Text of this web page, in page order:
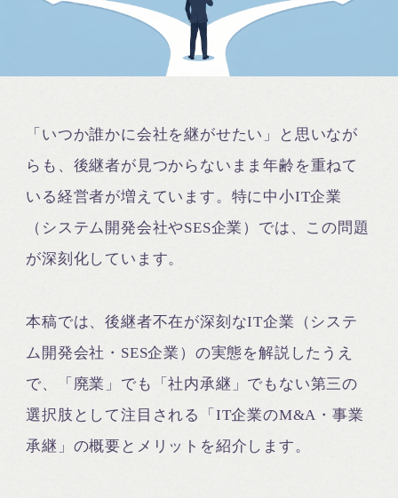
「いつか誰かに会社を継がせたい」と思いなが
らも、後継者が見つからないまま年齢を重ねて
いる経営者が増えています。特に中小IT企業
（システム開発会社やSES企業）では、この問題
が深刻化しています。
本稿では、後継者不在が深刻なIT企業（システ
ム開発会社・SES企業）の実態を解説したうえ
で、「廃業」でも「社内承継」でもない第三の
選択肢として注目される「IT企業のM&A・事業
承継」の概要とメリットを紹介します。